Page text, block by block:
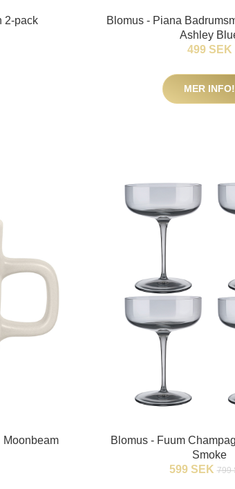
2-pack
Blomus - Piana
Ashley
499 SEK
MER INFO!
Moonbeam
Blomus - Fuum
Smoke
599 SEK 799